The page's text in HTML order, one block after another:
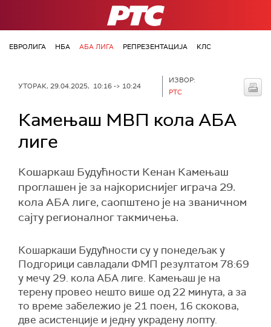
РТС
ЕВРОЛИГА НБА АБА ЛИГА РЕПРЕЗЕНТАЦИЈА КЛС
УТОРАК, 29.04.2025, 10:16 -> 10:24
ИЗВОР:
РТС
Камењаш МВП кола АБА
лиге
Кошаркаш Будућности Кенан Камењаш
проглашен је за најкориснијег играча 29.
кола АБА лиге, саопштено је на званичном
сајту регионалног такмичења.
Кошаркаши Будућности су у понедељак у
Подгорици савладали ФМП резултатом 78:69
у мечу 29. кола АБА лиге. Камењаш је на
терену провео нешто више од 22 минута, а за
то време забележио је 21 поен, 16 скокова,
две асистенције и једну украдену лопту.